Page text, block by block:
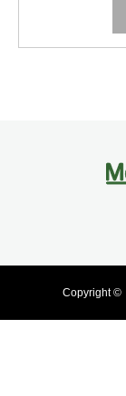
Copyright ©